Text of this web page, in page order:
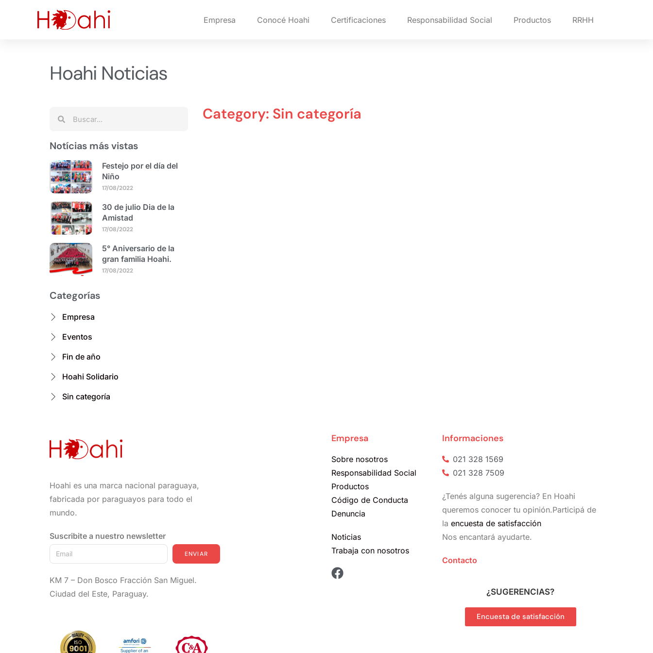
Empresa Conocé Hoahi Certificaciones Responsabilidad Social Productos RRHH
Hoahi Noticias
Notícias más vistas
Festejo por el día del
Niño
17/08/2022
30 de julio Dia de la
Amistad
17/08/2022
5° Aniversario de la
gran familia Hoahi.
17/08/2022
Categorías
Empresa
Eventos
Fin de año
Hoahi Solidario
Sin categoría
Category: Sin categoría
Hoahi es una marca nacional paraguaya,
fabricada por paraguayos para todo el
mundo.
Suscribite a nuestro newsletter
ENVIAR
KM 7 – Don Bosco Fracción San Miguel.
Ciudad del Este, Paraguay.
Empresa
Sobre nosotros
Responsabilidad Social
Productos
Código de Conducta
Denuncia
Noticias
Trabaja con nosotros
Informaciones
021 328 1569
021 328 7509
¿Tenés alguna sugerencia? En Hoahi
queremos conocer tu opinión.Participá de
la encuesta de satisfacción
Nos encantará ayudarte.
Contacto
¿SUGERENCIAS?
Encuesta de satisfacción